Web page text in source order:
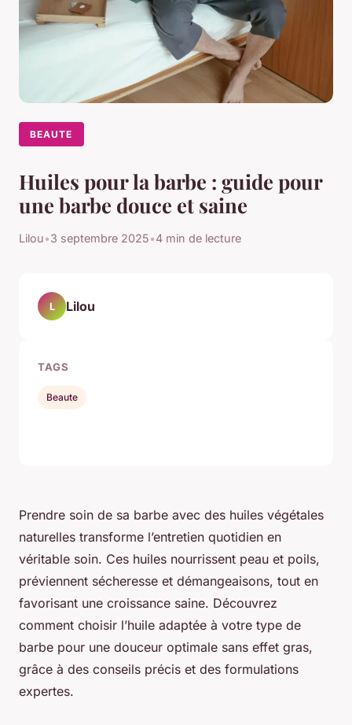
BEAUTE
Huiles pour la barbe : guide pour
une barbe douce et saine
Lilou•3 septembre 2025•4 min de lecture
Prendre soin de sa barbe avec des huiles végétales
naturelles transforme l’entretien quotidien en
véritable soin. Ces huiles nourrissent peau et poils,
préviennent sécheresse et démangeaisons, tout en
favorisant une croissance saine. Découvrez
comment choisir l’huile adaptée à votre type de
barbe pour une douceur optimale sans effet gras,
grâce à des conseils précis et des formulations
expertes.
L Lilou
TAGS
Beaute